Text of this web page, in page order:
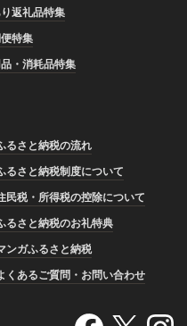
返礼品特集
特集
・消耗品特集
るさと納税の流れ
るさと納税制度について
民税・所得税の控除について
るさと納税のお礼特典
ンガふるさと納税
くあるご質問・お問い合わせ